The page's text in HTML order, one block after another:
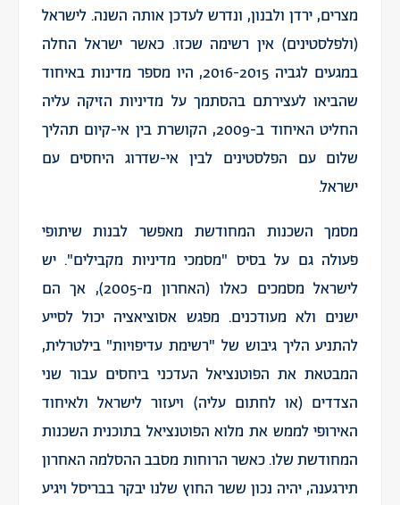
מצרים, ירדן ולבנון, ונדרש לעדכן אותה השנה. לישראל
(ולפלסטינים) אין רשימה שכזו. כאשר ישראל החלה
במגעים לגביה 2016-2015, היו מספר מדינות באיחוד
שהביאו לעצירתם בהסתמך על מדיניות הזיקה עליה
החליט האיחוד ב-2009, הקושרת בין אי-קיום תהליך
שלום עם הפלסטינים לבין אי-שדרוג היחסים עם
ישראל.
מסמך השכנות המחודשת מאפשר לבנות שיתופי
פעולה גם על בסיס "מסמכי מדיניות מקבילים". יש
לישראל מסמכים כאלו (האחרון מ-2005), אך הם
ישנים ולא מעודכנים. מפגש אסוציאציה יכול לסייע
להתניע הליך גיבוש של "רשימת עדיפויות" בילטרלית,
המבטאת את הפוטנציאל העדכני ביחסים עבור שני
הצדדים (או לחתום עליה) ויעזור לישראל ולאיחוד
האירופי לממש את מלוא הפוטנציאל בתוכנית השכנות
המחודשת שלו. כאשר הרוחות מסבב ההסלמה האחרון
תירגענה, יהיה נכון ששר החוץ שלנו יבקר בבריסל ויגיע